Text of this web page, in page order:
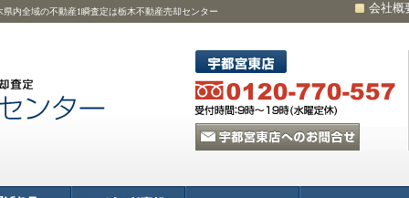
内全域の不動産1瞬査定は栃木不動産売却センター 会社概